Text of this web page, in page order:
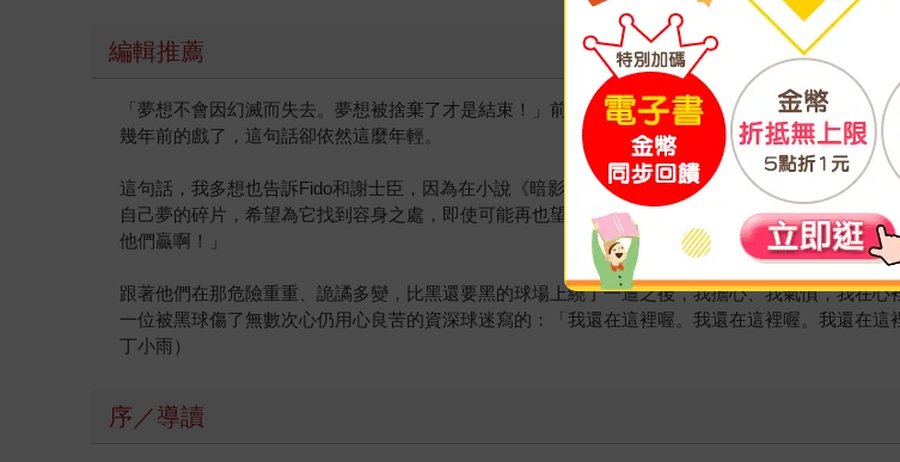
編輯推薦
「夢想不會因幻滅而失去。夢想被捨棄了才是結束！」前幾天看日劇，戲裡那快被現實打趴的女
幾年前的戲了，這句話卻依然這麼年輕。
這句話，我多想也告訴Fido和謝士臣，因為在小說《暗影》的故事舞台上，為了各自的巨大夢想
自己夢的碎片，希望為它找到容身之處，即使可能再也望不見盡頭……那種嘆息，恐怕就像朱宥
他們贏啊！」
跟著他們在那危險重重、詭譎多變，比黑還要黑的球場上繞了一遭之後，我擔心、我氣憤，我在
一位被黑球傷了無數次心仍用心良苦的資深球迷寫的：「我還在這裡喔。我還在這裡喔。我還在
丁小雨）
序／導讀